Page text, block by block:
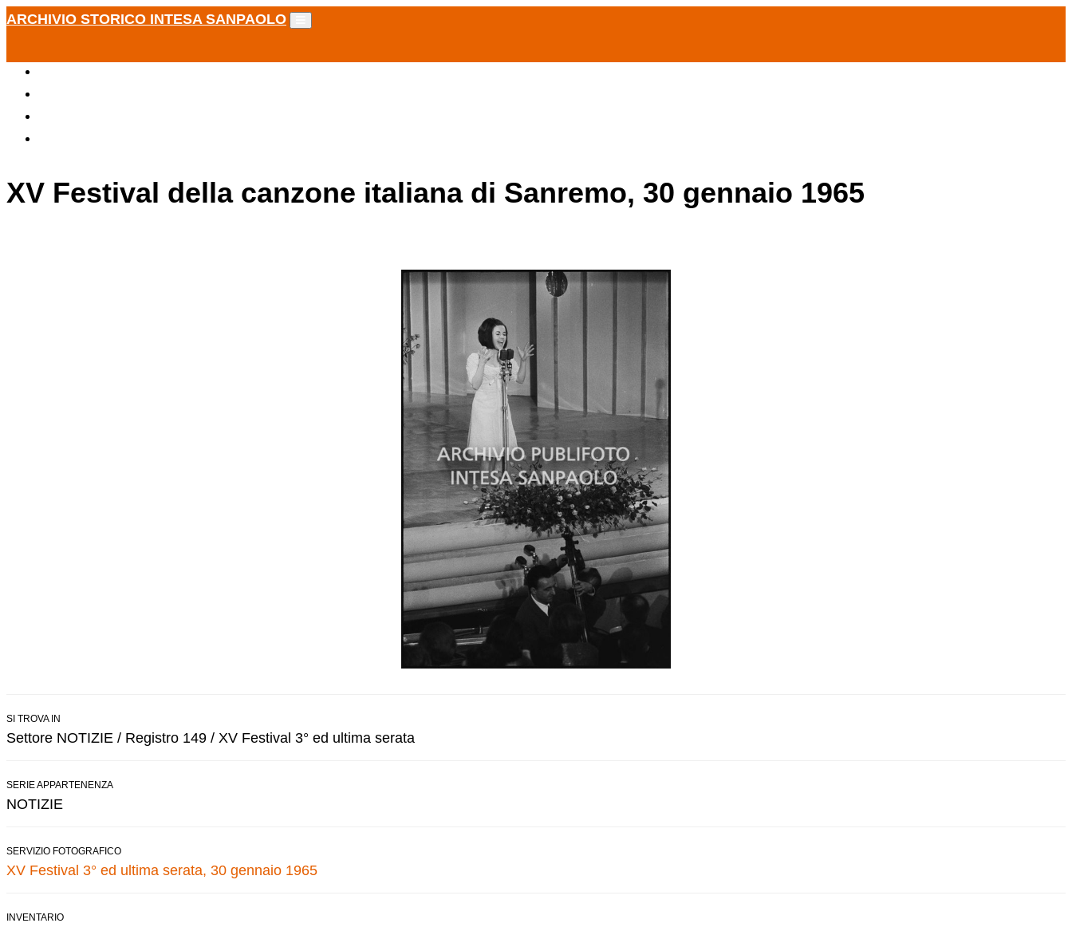
ARCHIVIO STORICO INTESA SANPAOLO
XV Festival della canzone italiana di Sanremo, 30 gennaio 1965
SI TROVA IN
Settore NOTIZIE / Registro 149 / XV Festival 3° ed ultima serata
SERIE APPARTENENZA
NOTIZIE
SERVIZIO FOTOGRAFICO
XV Festival 3° ed ultima serata, 30 gennaio 1965
INVENTARIO